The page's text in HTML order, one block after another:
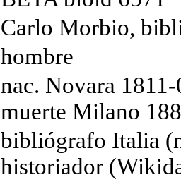
Carlo Morbio,
hombre
nac. Novara
muerte Milano
bibliógrafo Italia
historiador